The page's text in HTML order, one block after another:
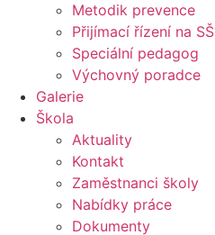
Metodik prevence
Přijímací řízení na SŠ
Speciální pedagog
Výchovný poradce
Galerie
Škola
Aktuality
Kontakt
Zaměstnanci školy
Nabídky práce
Dokumenty